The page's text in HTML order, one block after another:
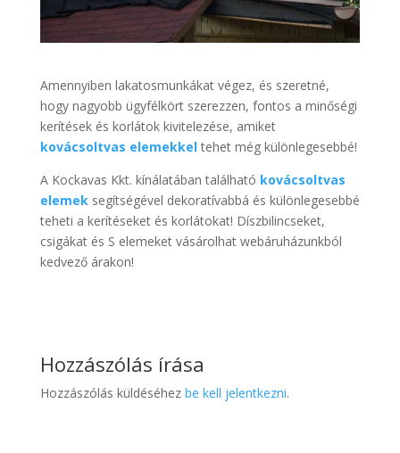
Amennyiben lakatosmunkákat végez, és szeretné,
hogy nagyobb ügyfélkört szerezzen, fontos a minőségi
kerítések és korlátok kivitelezése, amiket
kovácsoltvas elemekkel tehet még különlegesebbé!
A Kockavas Kkt. kínálatában található kovácsoltvas
elemeksegítségével dekoratívabbá és különlegesebbé
teheti a kerítéseket és korlátokat! Díszbilincseket,
csigákat és S elemeket vásárolhat webáruházunkból
kedvező árakon!
Hozzászólás írása
Hozzászólás küldéséhez be kell jelentkezni.